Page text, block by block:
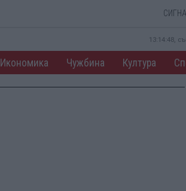
13:14:48,
Икономика Чужбина Култура